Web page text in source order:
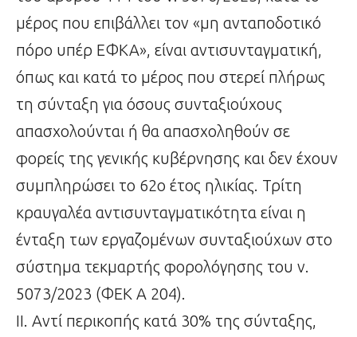
μέρος που επιβάλλει τον «μη ανταποδοτικό
πόρο υπέρ ΕΦΚΑ», είναι αντισυνταγματική,
όπως και κατά το μέρος που στερεί πλήρως
τη σύνταξη για όσους συνταξιούχους
απασχολούνται ή θα απασχοληθούν σε
φορείς της γενικής κυβέρνησης και δεν έχουν
συμπληρώσει το 62ο έτος ηλικίας. Τρίτη
κραυγαλέα αντισυνταγματικότητα είναι η
ένταξη των εργαζομένων συνταξιούχων στο
σύστημα τεκμαρτής φορολόγησης του ν.
5073/2023 (ΦΕΚ Α 204).
ΙΙ. Αντί περικοπής κατά 30% της σύνταξης,